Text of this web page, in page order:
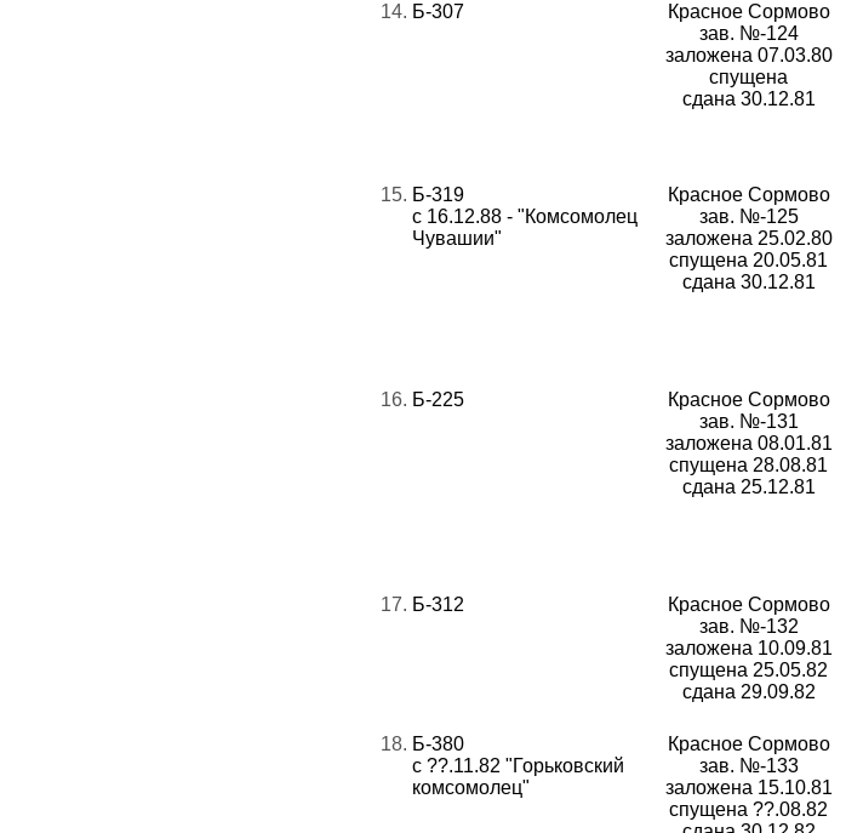
14. Б-307
Красное Сормово
зав. №-124
заложена 07.03.80
спущена
сдана 30.12.81
15. Б-319
с 16.12.88 - "Комсомолец
Чувашии"
Красное Сормово
зав. №-125
заложена 25.02.80
спущена 20.05.81
сдана 30.12.81
16. Б-225
Красное Сормово
зав. №-131
заложена 08.01.81
спущена 28.08.81
сдана 25.12.81
17. Б-312
Красное Сормово
зав. №-132
заложена 10.09.81
спущена 25.05.82
сдана 29.09.82
18. Б-380
с ??.11.82 "Горьковский
комсомолец"
Красное Сормово
зав. №-133
заложена 15.10.81
спущена ??.08.82